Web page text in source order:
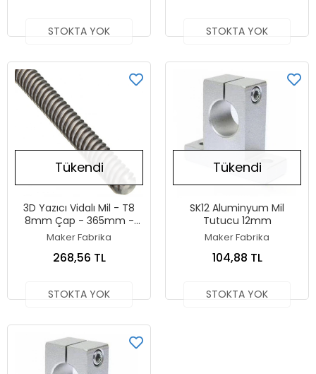
STOKTA YOK STOKTA YOK
Tükendi
3D Yazıcı Vidalı Mil - T8
8mm Çap - 365mm -
36,5cm - Ender 3 Uyumlu
Maker Fabrika
268,56 TL
STOKTA YOK
Tükendi
SK12 Aluminyum Mil
Tutucu 12mm
Maker Fabrika
104,88 TL
STOKTA YOK